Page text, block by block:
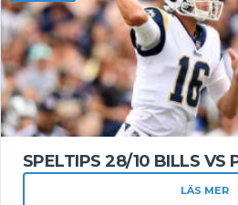
SPELTIPS 28/10 BILLS VS
LÄS MER